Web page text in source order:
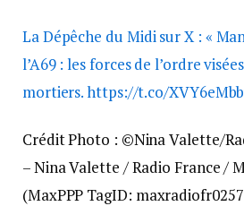
La Dépêche du Midi sur X : «
l’A69 : les forces de l’ordre
mortiers. https://t.co/
Crédit Photo : ©Nina Valette/
– Nina Valette / Radio France /
(MaxPPP TagID: